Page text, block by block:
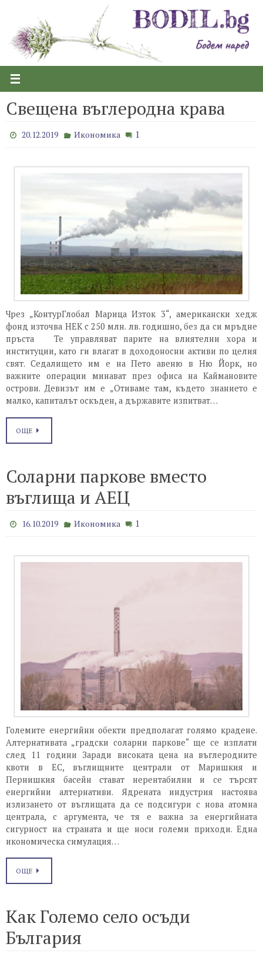
content
Свещена въглеродна крава
20.12.2019 Икономика 1
Чрез „КонтурГлобал Марица Изток 3“, американски хедж
фонд източва НEK с 250 млн. лв. годишно, без да си мръдне
пръста Те управляват парите на влиятелни хора и
институции, като ги влагат в доходоносни активи по целия
свят. Седалището им е на Пето авеню в Ню Йорк, но
важните операции минават през офиса на Каймановите
острови. Девизът им е „Отиваме там, където знанието е
малко, капиталът оскъден, а държавите изпитват…
ОЩЕ
Соларни паркове вместо
въглища и АЕЦ
16.10.2019 Икономика 1
Големите енергийни обекти предполагат голямо крадене.
Алтернативата „градски соларни паркове“ ще се изплати
след 11 години Заради високата цена на въглеродните
квоти в ЕС, въглищните централи от Маришкия и
Пернишкия басейн стават нерентабилни и се търсят
енергийни алтернативи. Ядрената индустрия настоява
излизането от въглищата да се подсигури с нова атомна
централа, с аргумента, че тя е важна за енергийната
сигурност на страната и ще носи големи приходи. Една
икономическа симулация…
ОЩЕ
Как Големо село осъди
България